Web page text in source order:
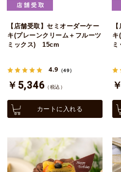
【店舗受取】セミオーダーケー
キ(プレーンクリーム＋フルーツ
ミックス) 15cm
4.9 （49）
￥5,346 （税込）
カートに入れる
キ